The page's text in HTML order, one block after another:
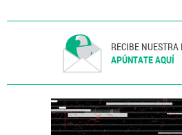
RECIBE
APÚNTATE AQUÍ